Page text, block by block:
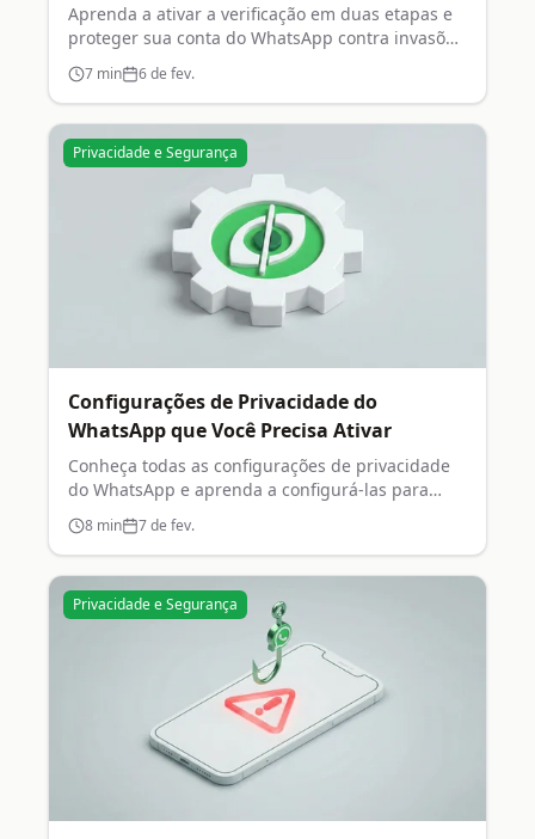
Aprenda a ativar a verificação em duas etapas e
proteger sua conta do WhatsApp contra invasões
e clonagem.
7 min 6 de fev.
Privacidade e Segurança
Configurações de Privacidade do
WhatsApp que Você Precisa Ativar
Conheça todas as configurações de privacidade
do WhatsApp e aprenda a configurá-las para
máxima proteção.
8 min 7 de fev.
Privacidade e Segurança